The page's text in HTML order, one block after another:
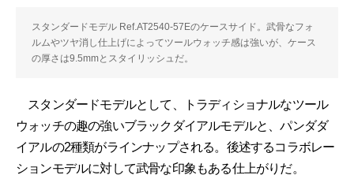
スタンダードモデル Ref.AT2540-57Eのケースサイド。武骨なフォ
ルムやツヤ消し仕上げによってツールウォッチ感は強いが、ケース
の厚さは9.5mmとスタイリッシュだ。
スタンダードモデルとして、トラディショナルなツール
ウォッチの趣の強いブラックダイアルモデルと、パンダダ
イアルの2種類がラインナップされる。後述するコラボレー
ションモデルに対して武骨な印象もある仕上がりだ。